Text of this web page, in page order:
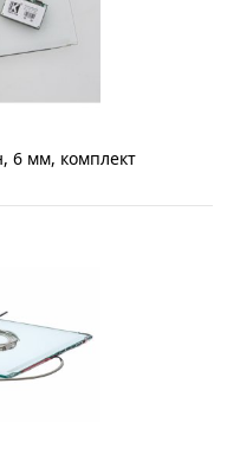
6 мм, комплект